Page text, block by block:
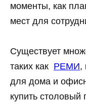
моменты, как
мест для
Существует
таких как РЕМИ,
для дома и
купить столовый